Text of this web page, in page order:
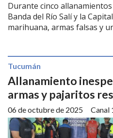
Durante cinco
Banda del Río Salí y la
marihuana, armas falsas y
Allanamiento
armas y pajaritos
Canal
Tucumán
06 de octubre de 2025